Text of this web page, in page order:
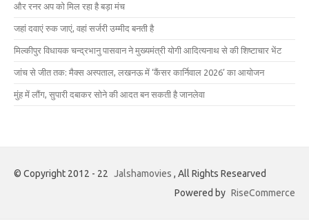
और रनर अप को मिल रहा है बड़ा मंच
जहां दवाएं रुक जाएं, वहां सर्जरी उम्मीद बनती है
मिल्कीपुर विधायक चन्द्रभानु पासवान ने मुख्यमंत्री योगी आदित्यनाथ से की शिष्टाचार भेंट
जांच से जीत तक: मैक्स अस्पताल, लखनऊ में ‘कैंसर कार्निवाल 2026’ का आयोजन
मुंह में लौंग, सुपारी दबाकर सोने की आदत बन सकती है जानलेवा
© Copyright 2012 - 22 Jalshamovies , All Rights Researved
Powered by RiseCommerce